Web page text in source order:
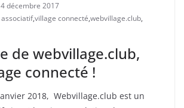
4 décembre 2017
,village connecté,webvillage.club,
de webvillage.club,
connecté !
2018, Webvillage.club est un